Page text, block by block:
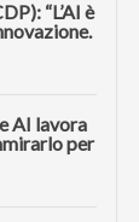
“L’AI è
AI lavora
per